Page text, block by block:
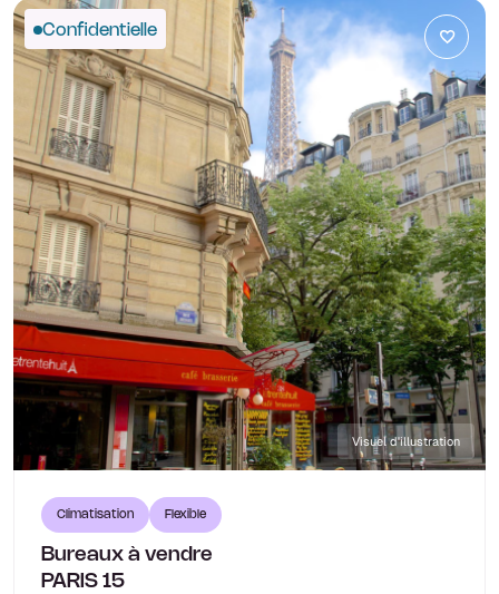
Confidentielle
Visuel d'illustration
Climatisation Flexible
Bureaux à vendre
PARIS 15